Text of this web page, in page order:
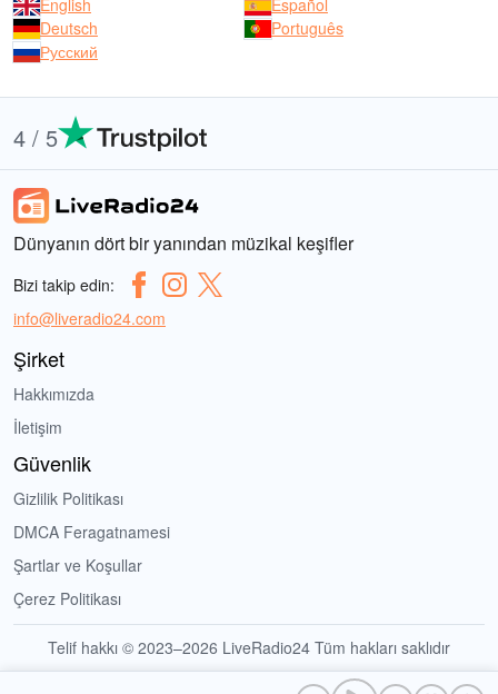
English
Español
Deutsch
Português
Русский
4 / 5
Dünyanın dört bir yanından müzikal keşifler
Bizi takip edin:
info@liveradio24.com
Şirket
Hakkımızda
İletişim
Güvenlik
Gizlilik Politikası
DMCA Feragatnamesi
Şartlar ve Koşullar
Çerez Politikası
Telif hakkı © 2023–2026 LiveRadio24 Tüm hakları saklıdır